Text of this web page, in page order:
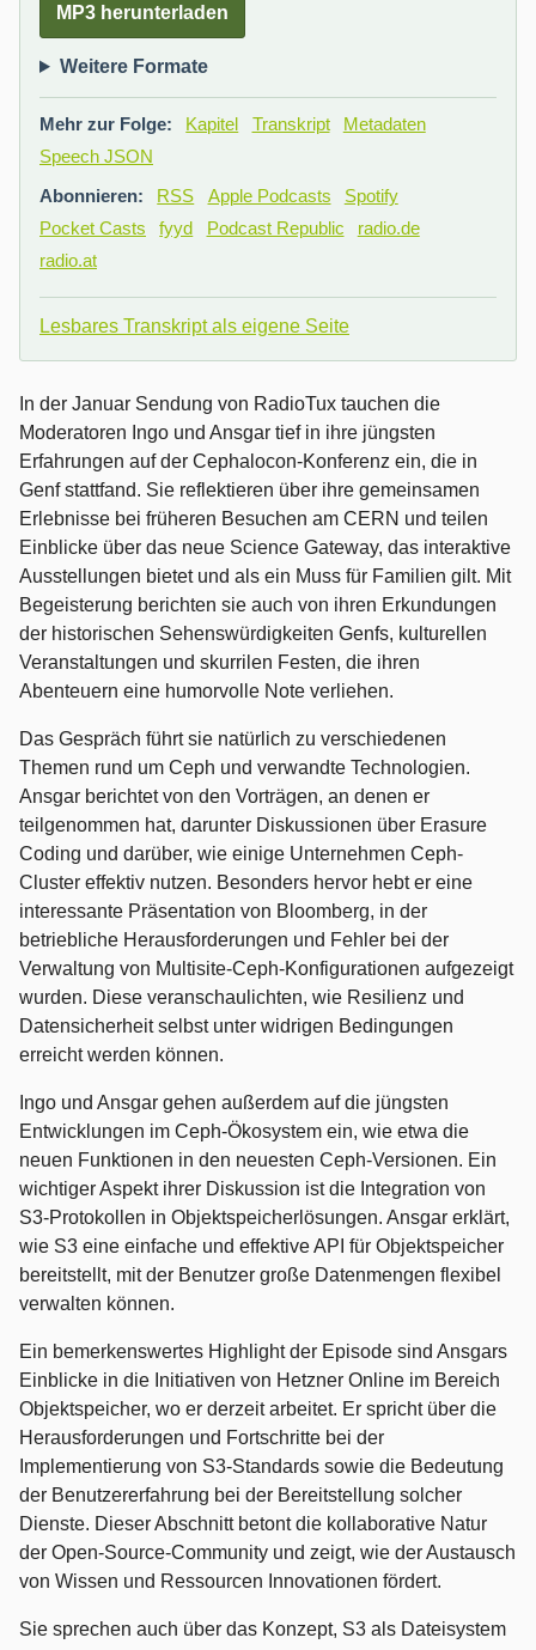
MP3 herunterladen
Weitere Formate
Mehr zur Folge: Kapitel Transkript
Metadaten
Speech JSON
Abonnieren:
RSS Apple Podcasts
Spotify
Pocket Casts
fyyd Podcast Republic
radio.de
radio.at
Lesbares Transkript als eigene Seite
In der Januar Sendung von RadioTux tauchen die
Moderatoren Ingo und Ansgar tief in ihre jüngsten
Erfahrungen auf der Cephalocon-Konferenz ein, die in
Genf stattfand. Sie reflektieren über ihre gemeinsamen
Erlebnisse bei früheren Besuchen am CERN und teilen
Einblicke über das neue Science Gateway, das interaktive
Ausstellungen bietet und als ein Muss für Familien gilt. Mit
Begeisterung berichten sie auch von ihren Erkundungen
der historischen Sehenswürdigkeiten Genfs, kulturellen
Veranstaltungen und skurrilen Festen, die ihren
Abenteuern eine humorvolle Note verliehen.
Das Gespräch führt sie natürlich zu verschiedenen
Themen rund um Ceph und verwandte Technologien.
Ansgar berichtet von den Vorträgen, an denen er
teilgenommen hat, darunter Diskussionen über Erasure
Coding und darüber, wie einige Unternehmen Ceph-
Cluster effektiv nutzen. Besonders hervor hebt er eine
interessante Präsentation von Bloomberg, in der
betriebliche Herausforderungen und Fehler bei der
Verwaltung von Multisite-Ceph-Konfigurationen aufgezeigt
wurden. Diese veranschaulichten, wie Resilienz und
Datensicherheit selbst unter widrigen Bedingungen
erreicht werden können.
Ingo und Ansgar gehen außerdem auf die jüngsten
Entwicklungen im Ceph-Ökosystem ein, wie etwa die
neuen Funktionen in den neuesten Ceph-Versionen. Ein
wichtiger Aspekt ihrer Diskussion ist die Integration von
S3-Protokollen in Objektspeicherlösungen. Ansgar erklärt,
wie S3 eine einfache und effektive API für Objektspeicher
bereitstellt, mit der Benutzer große Datenmengen flexibel
verwalten können.
Ein bemerkenswertes Highlight der Episode sind Ansgars
Einblicke in die Initiativen von Hetzner Online im Bereich
Objektspeicher, wo er derzeit arbeitet. Er spricht über die
Herausforderungen und Fortschritte bei der
Implementierung von S3-Standards sowie die Bedeutung
der Benutzererfahrung bei der Bereitstellung solcher
Dienste. Dieser Abschnitt betont die kollaborative Natur
der Open-Source-Community und zeigt, wie der Austausch
von Wissen und Ressourcen Innovationen fördert.
Sie sprechen auch über das Konzept, S3 als Dateisystem